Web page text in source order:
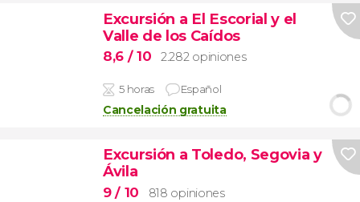
Excursión a El Escorial y el
Valle de los Caídos
8,6 / 10 2.282 opiniones
5 horas Español
Cancelación gratuita
Excursión a Toledo, Segovia y
Ávila
9/ 10 818 opiniones